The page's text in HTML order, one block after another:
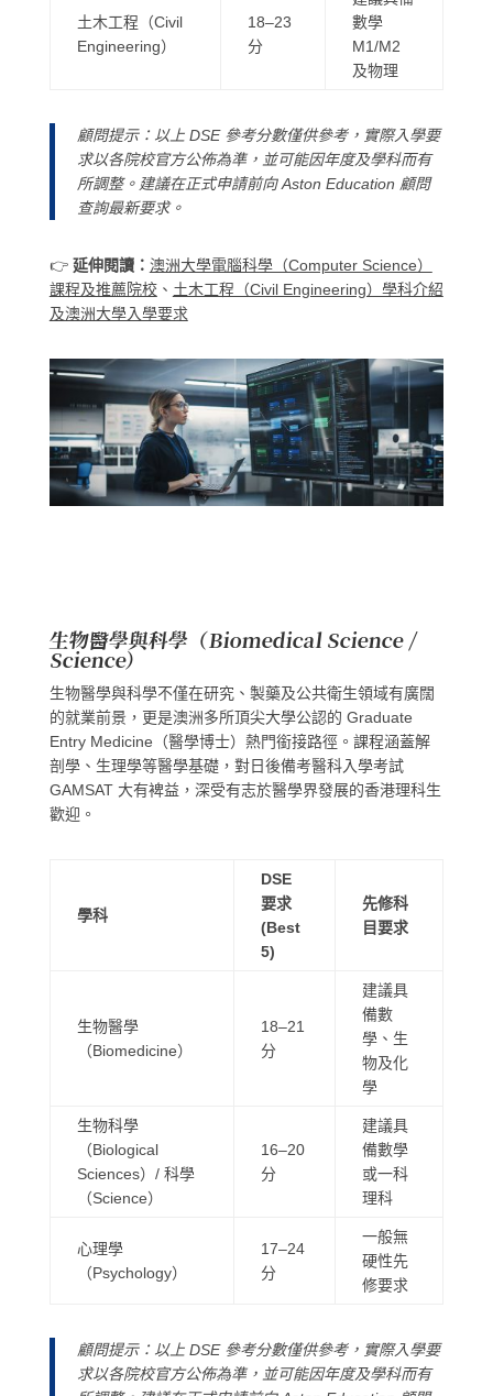
土木工程（Civil
Engineering）
18–23
分
數學
M1/M2
及物理
顧問提示： 以上 DSE 參考分數僅供參考，實際入學要
求以各院校官方公佈為準，並可能因年度及學科而有
所調整。建議在正式申請前向 Aston Education 顧問
查詢最新要求。
👉 延伸閱讀： 澳洲大學電腦科學（Computer Science）
課程及推薦院校、 土木工程（Civil Engineering）學科介紹
及澳洲大學入學要求
生物醫學與科學（Biomedical Science /
Science）
生物醫學與科學不僅在研究、製藥及公共衛生領域有廣闊
的就業前景，更是澳洲多所頂尖大學公認的 Graduate
Entry Medicine（醫學博士）熱門銜接路徑。課程涵蓋解
剖學、生理學等醫學基礎，對日後備考醫科入學考試
GAMSAT 大有裨益，深受有志於醫學界發展的香港理科生
歡迎。
學科
DSE
要求
(Best
5)
先修科
目要求
生物醫學
（Biomedicine）
18–21
分
建議具
備數
學、生
物及化
學
生物科學
（Biological
Sciences）/ 科學
（Science）
16–20
分
建議具
備數學
或一科
理科
心理學
（Psychology）
17–24
分
一般無
硬性先
修要求
顧問提示： 以上 DSE 參考分數僅供參考，實際入學要
求以各院校官方公佈為準，並可能因年度及學科而有